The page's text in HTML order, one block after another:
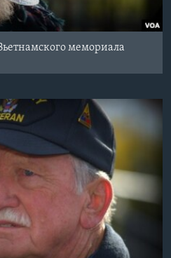
мемориала